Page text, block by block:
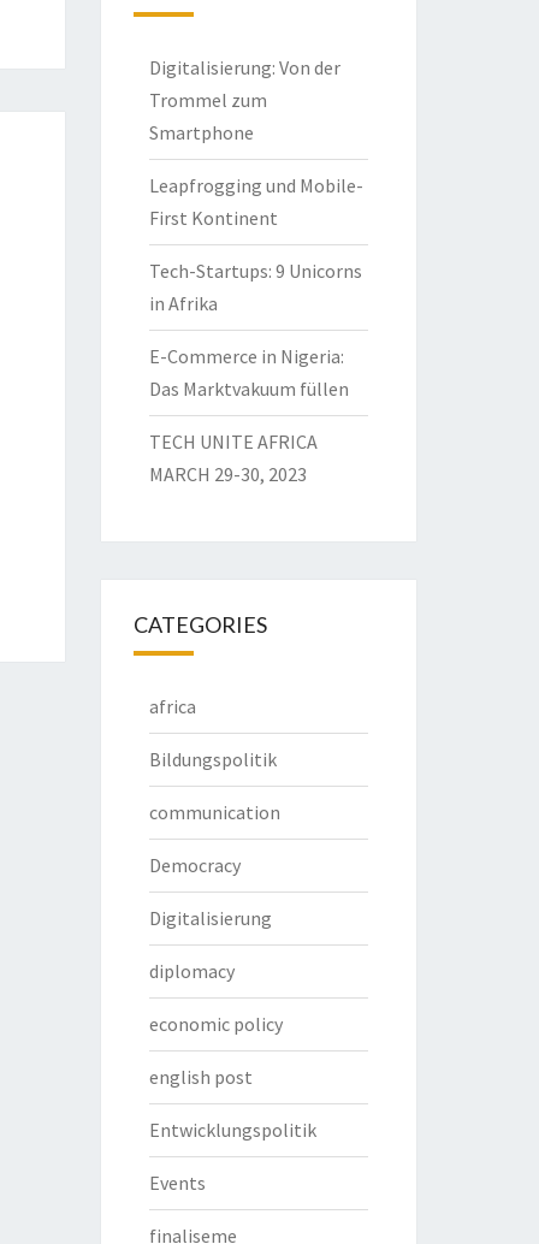
Digitalisierung: Von der
Trommel zum
Smartphone
Leapfrogging und Mobile-
First Kontinent
Tech-Startups: 9 Unicorns
in Afrika
E-Commerce in Nigeria:
Das Marktvakuum füllen
TECH UNITE AFRICA
MARCH 29-30, 2023
CATEGORIES
africa
Bildungspolitik
communication
Democracy
Digitalisierung
diplomacy
economic policy
english post
Entwicklungspolitik
Events
finaliseme